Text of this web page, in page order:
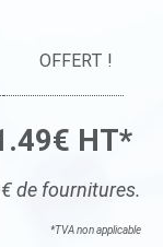
OFFERT !
HT*
de fournitures.
*TVA non applicable